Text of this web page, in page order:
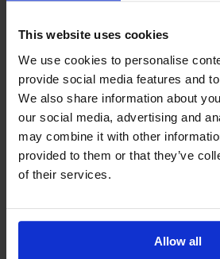
This website uses cookies
We use cookies to personalise
provide social media features and
We also share information about
our social media, advertising and
may combine it with other
provided to them or that they’ve
of their services.
Allow all
Masażery
Limited® Medical
masaż karku
W kategorii masażerów Shiatsu